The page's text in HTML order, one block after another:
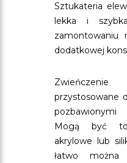
Sztukateria
lekka i
zamontowaniu
dodatkowej
przystosowane
Mogą być
akrylowe lub
łatwo